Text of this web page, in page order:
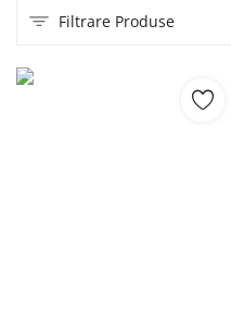
ContactFiltrare Produse